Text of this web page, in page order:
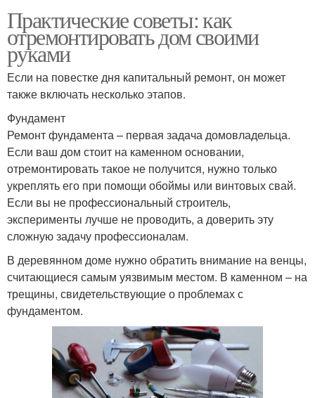
Практические советы: как
отремонтировать дом своими
руками
Если на повестке дня капитальный ремонт, он может
также включать несколько этапов.
Фундамент
Ремонт фундамента – первая задача домовладельца.
Если ваш дом стоит на каменном основании,
отремонтировать такое не получится, нужно только
укреплять его при помощи обоймы или винтовых свай.
Если вы не профессиональный строитель,
эксперименты лучше не проводить, а доверить эту
сложную задачу профессионалам.
В деревянном доме нужно обратить внимание на венцы,
считающиеся самым уязвимым местом. В каменном – на
трещины, свидетельствующие о проблемах с
фундаментом.